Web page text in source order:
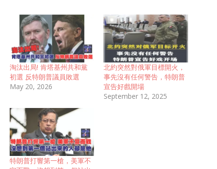
淘汰出局! 肯塔基州共和黨
初選 反特朗普議員敗選
May 20, 2026
北約突然對俄軍目標開火，
事先沒有任何警告，特朗普
宣告好戲開場
September 12, 2025
特朗普打響第一槍，美軍不